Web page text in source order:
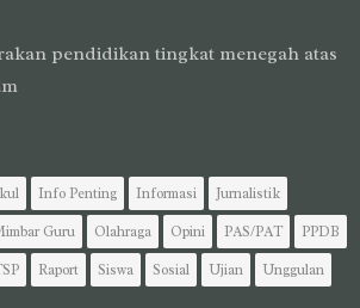
pendidikan tingkat menegah atas
Info Penting Informasi
Jurnalistik
Guru Olahraga Opini PAS/PAT
PPDB
Raport Siswa Sosial Ujian
Unggulan